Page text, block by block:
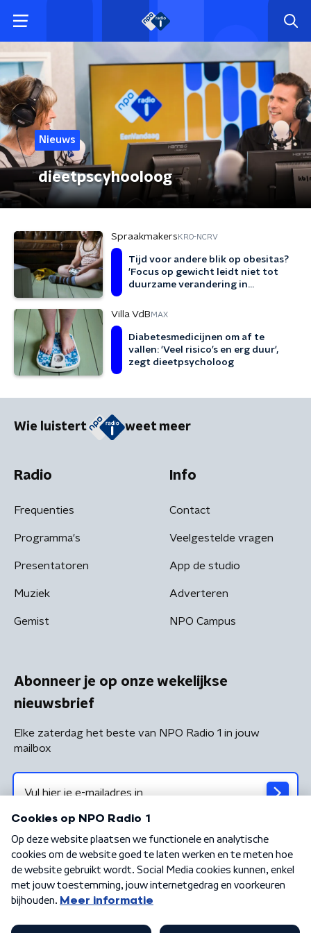
Nieuws
dieetpscyhooloog
Spraakmakers KRO-NCRV
Tijd voor andere blik op obesitas?
'Focus op gewicht leidt niet tot
duurzame verandering in
Villa VdB MAX
Diabetesmedicijnen om af te
vallen: 'Veel risico’s en erg duur',
zegt dieetpsycholoog
Wie luistert weet meer
Radio
Frequenties
Programma's
Presentatoren
Muziek
Gemist
Info
Contact
Veelgestelde vragen
App de studio
Adverteren
NPO Campus
Abonneer je op onze wekelijkse
nieuwsbrief
Elke zaterdag het beste van NPO Radio 1 in jouw
mailbox
Algemene voorwaarden